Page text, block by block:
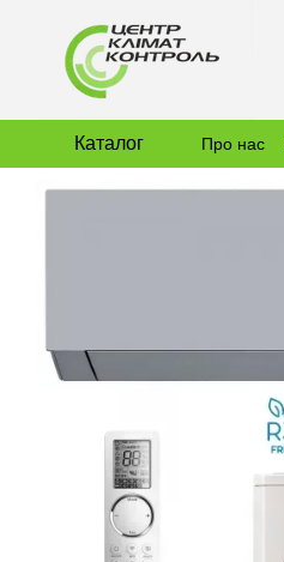
Каталог Про нас